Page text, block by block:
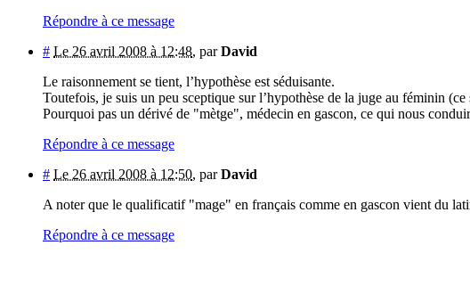
Répondre à ce message
# Le 26 avril 2008 à 12:48, parDavid
Le raisonnement se tient, l’hypothèse est séduisante.
Toutefois, je suis un peu sceptique sur l’hypothèse de la juge au féminin
Pourquoi pas un dérivé de "mètge", médecin en gascon, ce qui nous
Répondre à ce message
# Le 26 avril 2008 à 12:50, parDavid
A noter que le qualificatif "mage" en français comme en gascon vient du
Répondre à ce message